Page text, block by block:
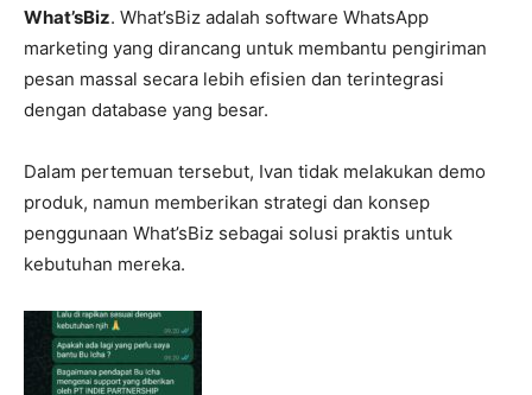
What’sBiz. What’sBiz adalah software WhatsApp
marketing yang dirancang untuk membantu pengiriman
pesan massal secara lebih efisien dan terintegrasi
dengan database yang besar.
Dalam pertemuan tersebut, Ivan tidak melakukan demo
produk, namun memberikan strategi dan konsep
penggunaan What’sBiz sebagai solusi praktis untuk
kebutuhan mereka.